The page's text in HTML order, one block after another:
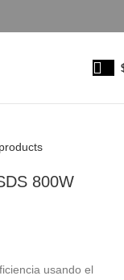
800W
usando el